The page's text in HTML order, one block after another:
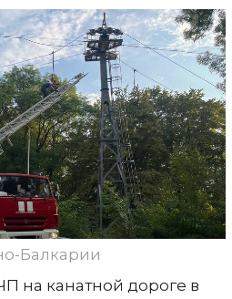
Балкарии
на канатной дороге в